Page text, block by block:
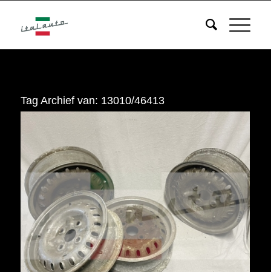
Tag Archief van: 13010/46413